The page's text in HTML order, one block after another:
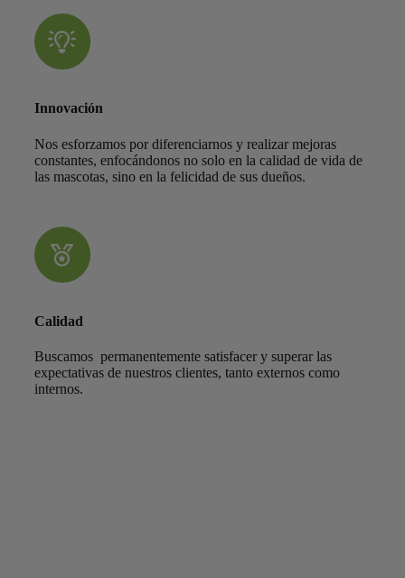
Innovación
Nos esforzamos por diferenciarnos y realizar mejoras
constantes, enfocándonos no solo en la calidad de vida de
las mascotas, sino en la felicidad de sus dueños.
Calidad
Buscamos permanentemente satisfacer y superar las
expectativas de nuestros clientes, tanto externos como
internos.